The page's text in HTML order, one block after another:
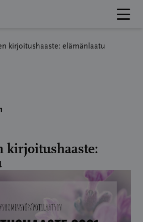
kirjoitushaaste: elämänlaatu
kirjoitushaaste: